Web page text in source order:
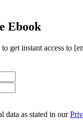
Ebook
get instant access to
data as stated in our